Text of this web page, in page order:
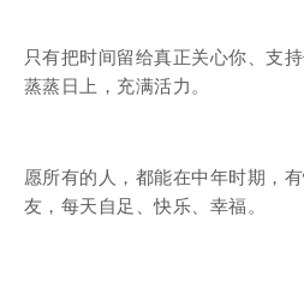
只有把时间留给真正关心你、支
蒸蒸日上，充满活力。
愿所有的人，都能在中年时期，
友，每天自足、快乐、幸福。